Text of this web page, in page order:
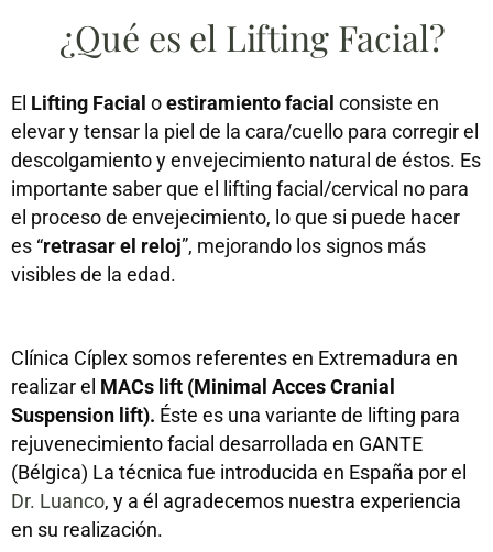
¿Qué es el Lifting Facial?
El Lifting Facial oestiramiento facial consiste en
elevar y tensar la piel de la cara/cuello para corregir el
descolgamiento y envejecimiento natural de éstos. Es
importante saber que el lifting facial/cervical no para
el proceso de envejecimiento, lo que si puede hacer
es “retrasar el reloj”, mejorando los signos más
visibles de la edad.
Clínica Cíplex somos referentes en Extremadura en
realizar el MACs lift (Minimal Acces Cranial
Suspension lift). Éste es una variante de lifting para
rejuvenecimiento facial desarrollada en GANTE
(Bélgica) La técnica fue introducida en España por el
Dr. Luanco, y a él agradecemos nuestra experiencia
en su realización.